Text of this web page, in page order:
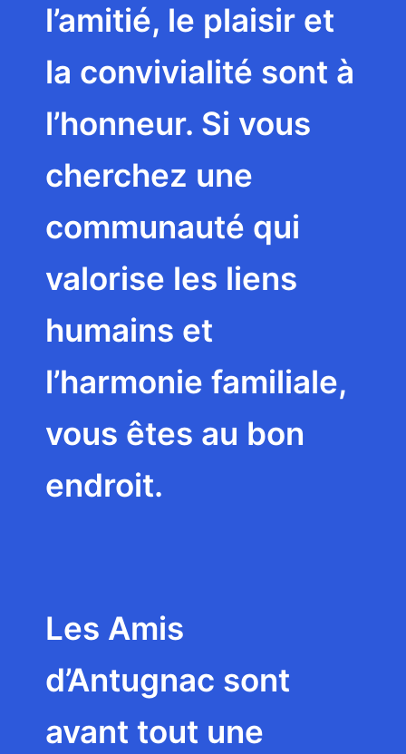
l’amitié, le plaisir et
la convivialité sont à
l’honneur. Si vous
cherchez une
communauté qui
valorise les liens
humains et
l’harmonie familiale,
vous êtes au bon
endroit.
Les Amis
d’Antugnac sont
avant tout une